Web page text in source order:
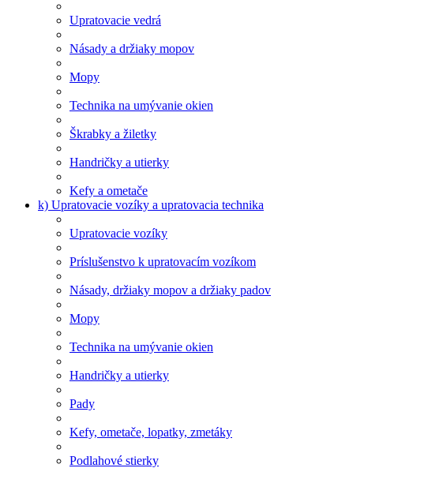
Upratovacie vedrá
Násady a držiaky mopov
Mopy
Technika na umývanie okien
Škrabky a žiletky
Handričky a utierky
Kefy a ometače
k) Upratovacie vozíky a upratovacia technika
Upratovacie vozíky
Príslušenstvo k upratovacím vozíkom
Násady, držiaky mopov a držiaky padov
Mopy
Technika na umývanie okien
Handričky a utierky
Pady
Kefy, ometače, lopatky, zmetáky
Podlahové stierky